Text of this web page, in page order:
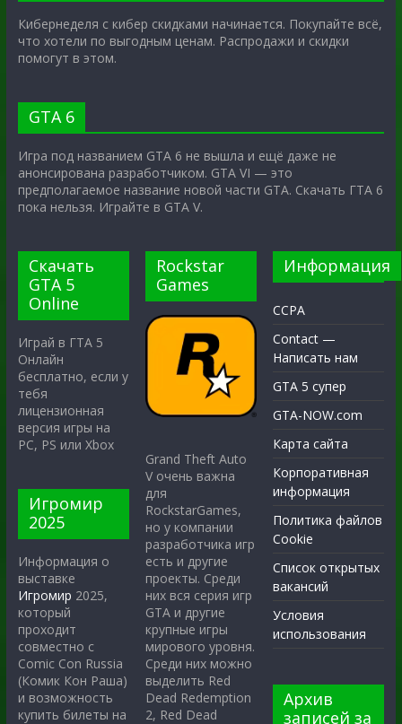
Кибернеделя с кибер скидками начинается. Покупайте всё,
что хотели по выгодным ценам. Распродажи и скидки
помогут в этом.
GTA 6
Игра под названием GTA 6 не вышла и ещё даже не
анонсирована разработчиком. GTA VI — это
предполагаемое название новой части GTA. Скачать ГТА 6
пока нельзя. Играйте в GTA V.
Скачать
GTA 5
Online
Играй в ГТА 5
Онлайн
бесплатно, если у
тебя
лицензионная
версия игры на
PC, PS или Xbox
Игромир
2025
Информация о
выставке
Игромир 2025,
который
проходит
совместно с
Comic Con Russia
(Комик Кон Раша)
и возможность
купить билеты на
Rockstar
Games
Grand Theft Auto
V очень важна
для
RockstarGames,
но у компании
разработчика игр
есть и другие
проекты. Среди
них вся серия игр
GTA и другие
крупные игры
мирового уровня.
Среди них можно
выделить Red
Dead Redemption
2, Red Dead
Информация
CCPA
Contact —
Написать нам
GTA 5 супер
GTA-NOW.com
Карта сайта
Корпоративная
информация
Политика файлов
Cookie
Список открытых
вакансий
Условия
использования
Архив
записей за